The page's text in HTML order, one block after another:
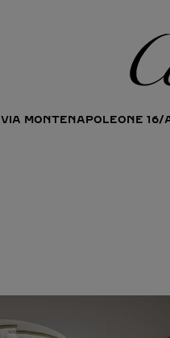
VIA MONTENAPOLEONE 16/